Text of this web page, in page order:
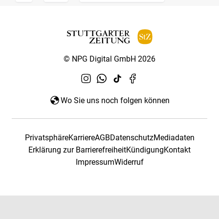
© NPG Digital GmbH 2026
Wo Sie uns noch folgen können
PrivatsphäreKarriereAGBDatenschutzMediadaten
Erklärung zur BarrierefreiheitKündigungKontakt
ImpressumWiderruf